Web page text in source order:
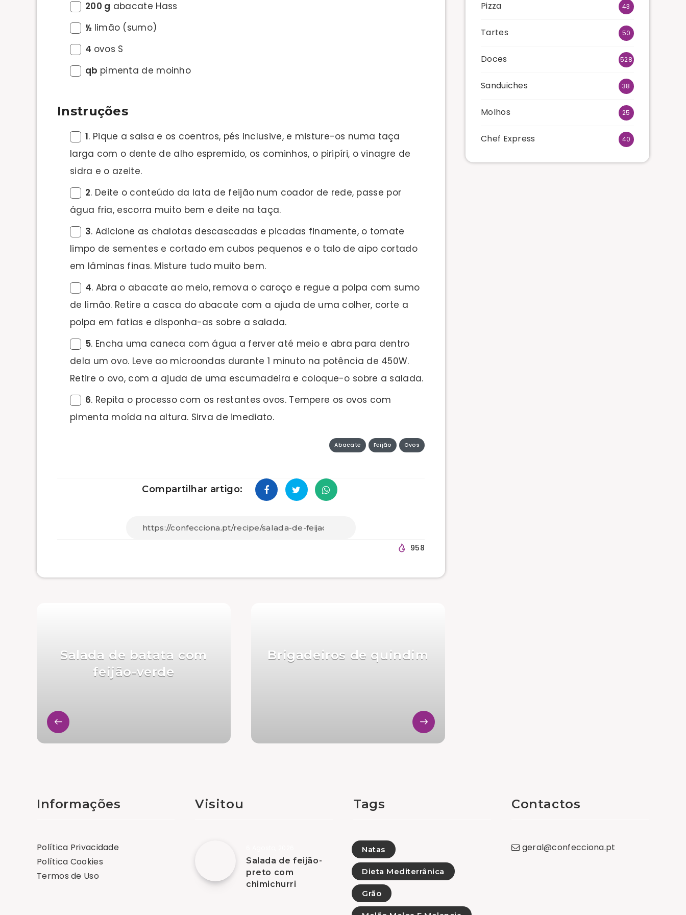
200 g abacate Hass
½ limão (sumo)
4 ovos S
qb pimenta de moinho
Instruções
1. Pique a salsa e os coentros, pés inclusive, e misture-os numa taça
larga com o dente de alho espremido, os cominhos, o piripíri, o vinagre de
sidra e o azeite.
2. Deite o conteúdo da lata de feijão num coador de rede, passe por
água fria, escorra muito bem e deite na taça.
3. Adicione as chalotas descascadas e picadas finamente, o tomate
limpo de sementes e cortado em cubos pequenos e o talo de aipo cortado
em lâminas finas. Misture tudo muito bem.
4. Abra o abacate ao meio, remova o caroço e regue a polpa com sumo
de limão. Retire a casca do abacate com a ajuda de uma colher, corte a
polpa em fatias e disponha-as sobre a salada.
5. Encha uma caneca com água a ferver até meio e abra para dentro
dela um ovo. Leve ao microondas durante 1 minuto na potência de 450W.
Retire o ovo, com a ajuda de uma escumadeira e coloque-o sobre a salada.
6. Repita o processo com os restantes ovos. Tempere os ovos com
pimenta moída na altura. Sirva de imediato.
Abacate Feijão Ovos
Compartilhar artigo:
958
Brigadeiros de quindim
Salada de batata com
feijão-verde
Pizza 43
Tartes 50
Doces 528
Sanduiches 38
Molhos 25
Chef Express 40
Informações
Política Privacidade
Política Cookies
Termos de Uso
Visitou
Salada de feijão-
preto com
chimichurri
Tags
Natas
Dieta Mediterrânica
Grão
Contactos
geral@confecciona.pt